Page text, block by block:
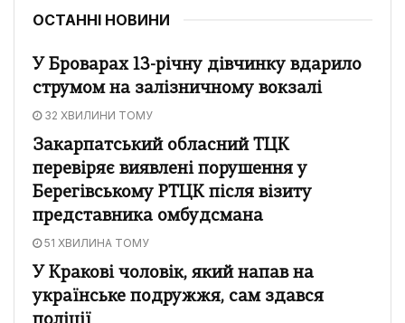
ОСТАННІ НОВИНИ
У Броварах 13-річну дівчинку вдарило
струмом на залізничному вокзалі
32 ХВИЛИНИ ТОМУ
Закарпатський обласний ТЦК
перевіряє виявлені порушення у
Берегівському РТЦК після візиту
представника омбудсмана
51 ХВИЛИНА ТОМУ
У Кракові чоловік, який напав на
українське подружжя, сам здався